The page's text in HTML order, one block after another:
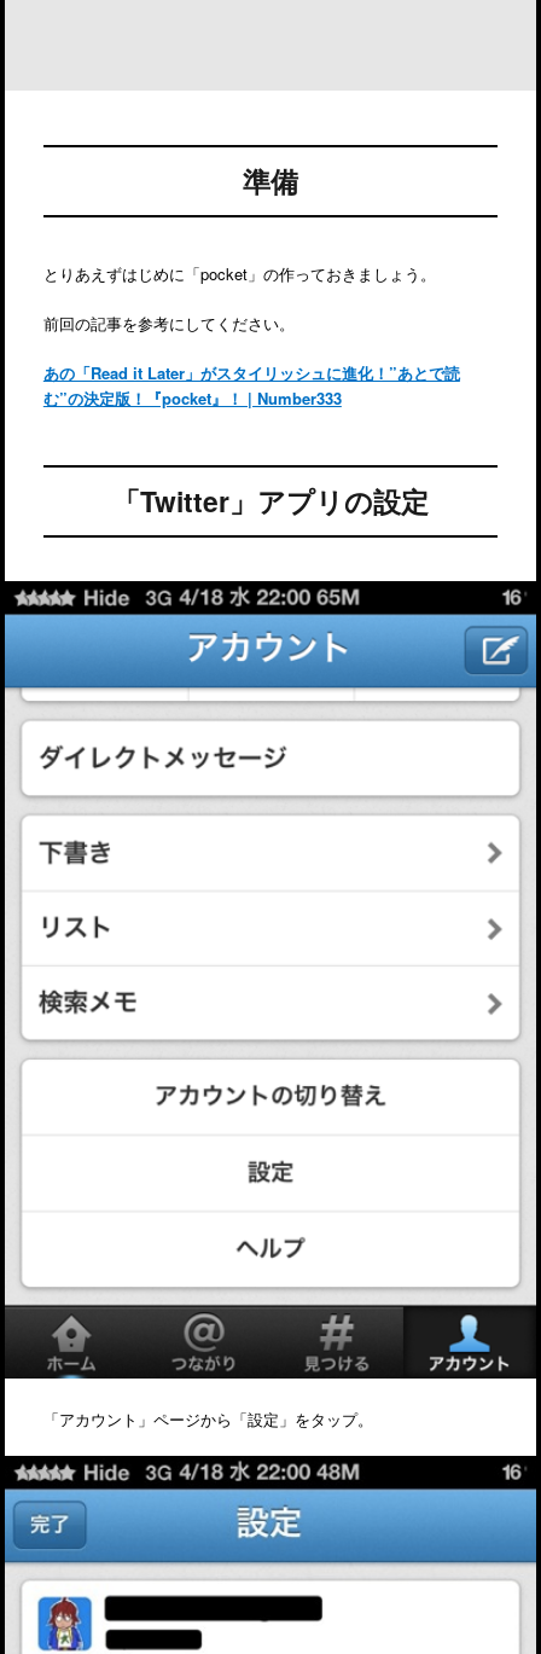
準備
とりあえずはじめに「pocket」の作っておきましょう。
前回の記事を参考にしてください。
あの「Read it Later」がスタイリッシュに進化！”あとで読
む”の決定版！『pocket』！ | Number333
「Twitter」アプリの設定
「アカウント」ページから「設定」をタップ。